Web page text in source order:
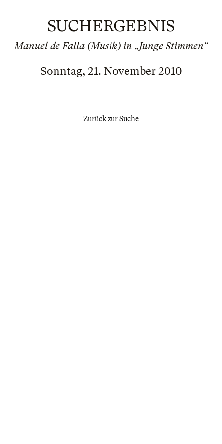
SUCHERGEBNIS
Manuel de Falla (Musik) in „Junge Stimmen“
Sonntag, 21. November 2010
Zurück zur Suche